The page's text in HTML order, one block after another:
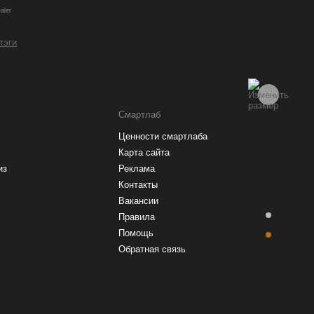
Смартлаб
Ценности смартлаба
Карта сайта
Реклама
Контакты
Вакансии
Правила
Помощь
Обратная связь